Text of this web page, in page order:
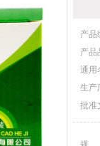
产品
产品
通用
生产
批准